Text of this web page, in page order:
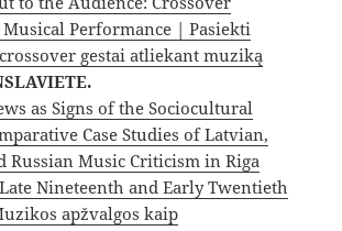
Performance | Pasiekti
gestai atliekant muziką
as Signs of the Sociocultural
Case Studies of Latvian,
Russian Music Criticism in Riga
Nineteenth and Early Twentieth
apžvalgos kaip